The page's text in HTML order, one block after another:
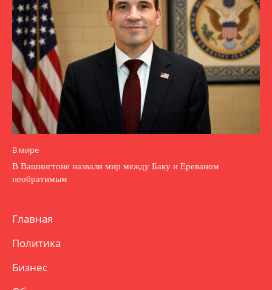
В мире
В Вашингтоне назвали мир между Баку и Ереваном
необратимым
Главная
Политика
Бизнес